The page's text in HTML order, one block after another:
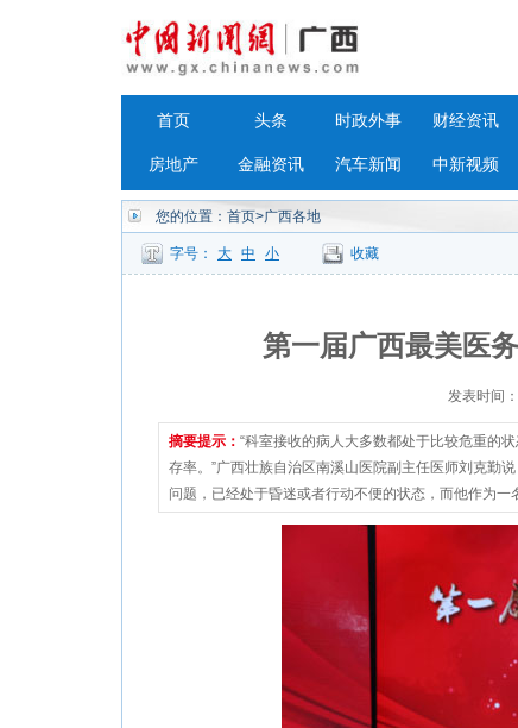
首页 头条 时政外事 财经资讯
房地产 金融资讯 汽车新闻 中新视频
您的位置： 首页>广西各地
字号： 大 中 小 收藏
第一届广西最美医
发表时间
摘要提示： “科室接收的病人大多数都处于比较危重的
存率。”广西壮族自治区南溪山医院副主任医师刘克勤
问题，已经处于昏迷或者行动不便的状态，而他作为